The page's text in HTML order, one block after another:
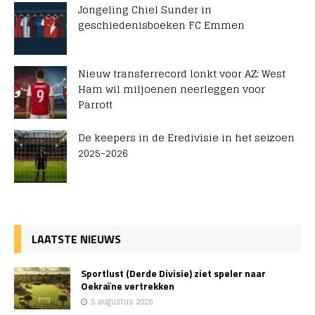
Jongeling Chiel Sunder in
geschiedenisboeken FC Emmen
Nieuw transferrecord lonkt voor AZ: West
Ham wil miljoenen neerleggen voor
Parrott
De keepers in de Eredivisie in het seizoen
2025-2026
LAATSTE NIEUWS
Sportlust (Derde Divisie) ziet speler naar
Oekraïne vertrekken
5 augustus 2026